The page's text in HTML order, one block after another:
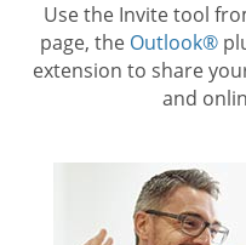
Use the Invite tool
page, the Outlook®
extension to share
and